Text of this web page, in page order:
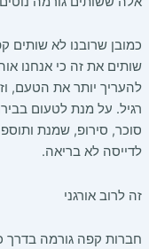
כמובן שרובנו לא שותים
שותים את זה כי אנחנו
להעריך יותר את הטעם,
רגיל. על מנת לטעום
סוכר, סירופ, שמנת
לדייסה לא בריאה.
זה לרוב אורגני
חברות קפה גורמה בדרך